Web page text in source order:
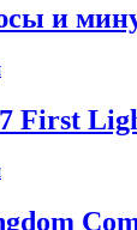
и
First